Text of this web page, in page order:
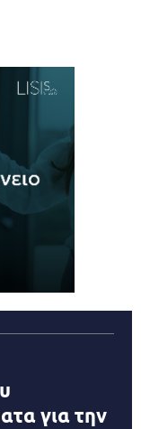
για την